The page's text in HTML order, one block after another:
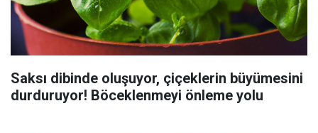
Saksı dibinde oluşuyor, çiçeklerin büyümesini
durduruyor! Böceklenmeyi önleme yolu